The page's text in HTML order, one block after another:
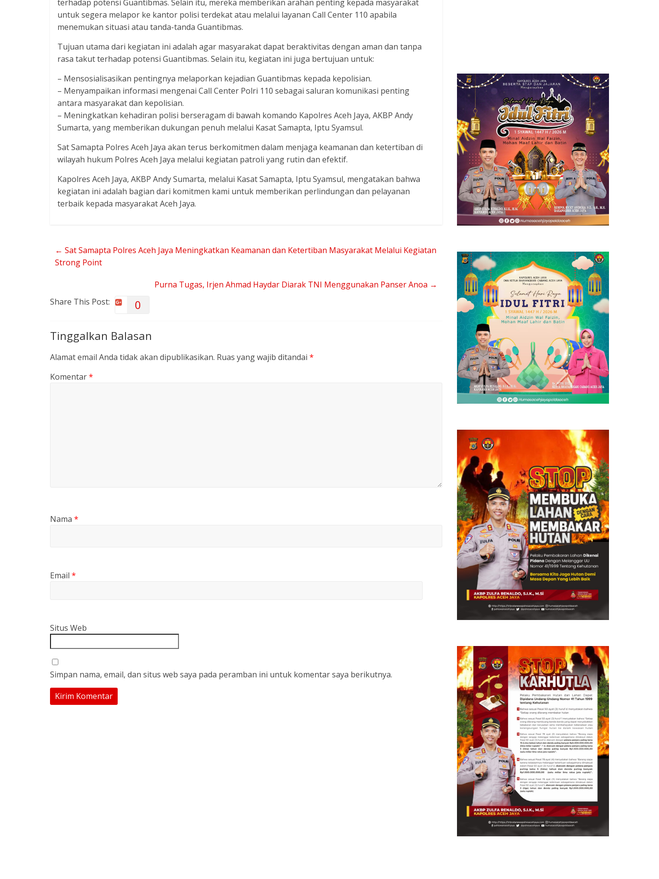
terhadap potensi Guantibmas. Selain itu, mereka memberikan arahan penting kepada masyarakat
untuk segera melapor ke kantor polisi terdekat atau melalui layanan Call Center 110 apabila
menemukan situasi atau tanda-tanda Guantibmas.
Tujuan utama dari kegiatan ini adalah agar masyarakat dapat beraktivitas dengan aman dan tanpa
rasa takut terhadap potensi Guantibmas. Selain itu, kegiatan ini juga bertujuan untuk:
– Mensosialisasikan pentingnya melaporkan kejadian Guantibmas kepada kepolisian.
– Menyampaikan informasi mengenai Call Center Polri 110 sebagai saluran komunikasi penting
antara masyarakat dan kepolisian.
– Meningkatkan kehadiran polisi berseragam di bawah komando Kapolres Aceh Jaya, AKBP Andy
Sumarta, yang memberikan dukungan penuh melalui Kasat Samapta, Iptu Syamsul.
Sat Samapta Polres Aceh Jaya akan terus berkomitmen dalam menjaga keamanan dan ketertiban di
wilayah hukum Polres Aceh Jaya melalui kegiatan patroli yang rutin dan efektif.
Kapolres Aceh Jaya, AKBP Andy Sumarta, melalui Kasat Samapta, Iptu Syamsul, mengatakan bahwa
kegiatan ini adalah bagian dari komitmen kami untuk memberikan perlindungan dan pelayanan
terbaik kepada masyarakat Aceh Jaya.
← Sat Samapta Polres Aceh Jaya Meningkatkan Keamanan dan Ketertiban Masyarakat Melalui Kegiatan
Strong Point
Purna Tugas, Irjen Ahmad Haydar Diarak TNI Menggunakan Panser Anoa →
Share This Post:
0
Tinggalkan Balasan
Alamat email Anda tidak akan dipublikasikan. Ruas yang wajib ditandai *
Komentar*
Nama *
Email *
Situs Web
Simpan nama, email, dan situs web saya pada peramban ini untuk komentar saya berikutnya.